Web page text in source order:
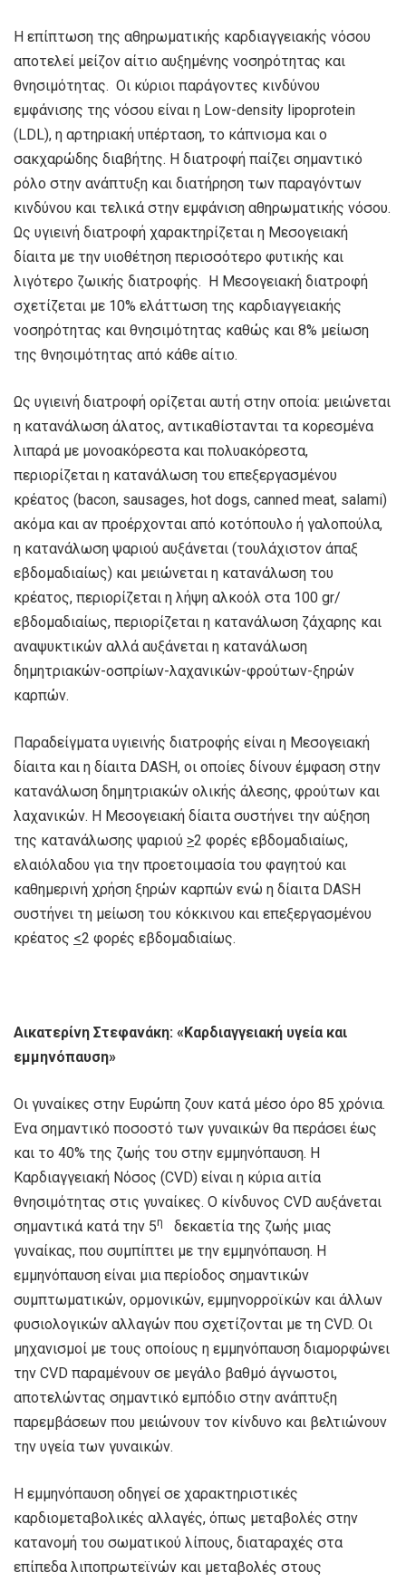
Η επίπτωση της αθηρωματικής καρδιαγγειακής νόσου
αποτελεί μείζον αίτιο αυξημένης νοσηρότητας και
θνησιμότητας. Οι κύριοι παράγοντες κινδύνου
εμφάνισης της νόσου είναι η Low-density lipoprotein
(LDL), η αρτηριακή υπέρταση, το κάπνισμα και ο
σακχαρώδης διαβήτης. Η διατροφή παίζει σημαντικό
ρόλο στην ανάπτυξη και διατήρηση των παραγόντων
κινδύνου και τελικά στην εμφάνιση αθηρωματικής νόσου.
Ως υγιεινή διατροφή χαρακτηρίζεται η Μεσογειακή
δίαιτα με την υιοθέτηση περισσότερο φυτικής και
λιγότερο ζωικής διατροφής. Η Μεσογειακή διατροφή
σχετίζεται με 10% ελάττωση της καρδιαγγειακής
νοσηρότητας και θνησιμότητας καθώς και 8% μείωση
της θνησιμότητας από κάθε αίτιο.
Ως υγιεινή διατροφή ορίζεται αυτή στην οποία: μειώνεται
η κατανάλωση άλατος, αντικαθίστανται τα κορεσμένα
λιπαρά με μονοακόρεστα και πολυακόρεστα,
περιορίζεται η κατανάλωση του επεξεργασμένου
κρέατος (bacon, sausages, hot dogs, canned meat, salami)
ακόμα και αν προέρχονται από κοτόπουλο ή γαλοπούλα,
η κατανάλωση ψαριού αυξάνεται (τουλάχιστον άπαξ
εβδομαδιαίως) και μειώνεται η κατανάλωση του
κρέατος, περιορίζεται η λήψη αλκοόλ στα 100 gr/
εβδομαδιαίως, περιορίζεται η κατανάλωση ζάχαρης και
αναψυκτικών αλλά αυξάνεται η κατανάλωση
δημητριακών-οσπρίων-λαχανικών-φρούτων-ξηρών
καρπών.
Παραδείγματα υγιεινής διατροφής είναι η Μεσογειακή
δίαιτα και η δίαιτα DASH, οι οποίες δίνουν έμφαση στην
κατανάλωση δημητριακών ολικής άλεσης, φρούτων και
λαχανικών. Η Μεσογειακή δίαιτα συστήνει την αύξηση
της κατανάλωσης ψαριού >2 φορές εβδομαδιαίως,
ελαιόλαδου για την προετοιμασία του φαγητού και
καθημερινή χρήση ξηρών καρπών ενώ η δίαιτα DASH
συστήνει τη μείωση του κόκκινου και επεξεργασμένου
κρέατος <2 φορές εβδομαδιαίως.
Αικατερίνη Στεφανάκη: «Καρδιαγγειακή υγεία και
εμμηνόπαυση»
Οι γυναίκες στην Ευρώπη ζουν κατά μέσο όρο 85 χρόνια.
Ένα σημαντικό ποσοστό των γυναικών θα περάσει έως
και το 40% της ζωής του στην εμμηνόπαυση. Η
Καρδιαγγειακή Νόσος (CVD) είναι η κύρια αιτία
θνησιμότητας στις γυναίκες. Ο κίνδυνος CVD αυξάνεται
σημαντικά κατά την 5η
δεκαετία της ζωής μιας
γυναίκας, που συμπίπτει με την εμμηνόπαυση. Η
εμμηνόπαυση είναι μια περίοδος σημαντικών
συμπτωματικών, ορμονικών, εμμηνορροϊκών και άλλων
φυσιολογικών αλλαγών που σχετίζονται με τη CVD. Οι
μηχανισμοί με τους οποίους η εμμηνόπαυση διαμορφώνει
την CVD παραμένουν σε μεγάλο βαθμό άγνωστοι,
αποτελώντας σημαντικό εμπόδιο στην ανάπτυξη
παρεμβάσεων που μειώνουν τον κίνδυνο και βελτιώνουν
την υγεία των γυναικών.
Η εμμηνόπαυση οδηγεί σε χαρακτηριστικές
καρδιομεταβολικές αλλαγές, όπως μεταβολές στην
κατανομή του σωματικού λίπους, διαταραχές στα
επίπεδα λιποπρωτεϊνών και μεταβολές στους